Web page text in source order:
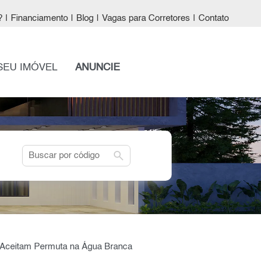
Financiamento Blog Vagas para Corretores Contato
IMÓVEL ANUNCIE
search
Permuta na Água Branca